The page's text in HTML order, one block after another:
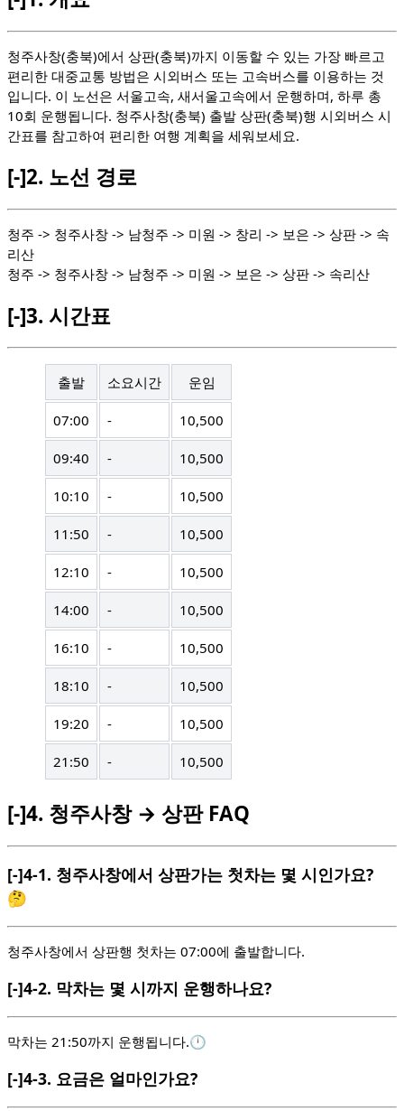
청주사창(충북)에서 상판(충북)까지 이동할 수 있는 가장 빠르고
편리한 대중교통 방법은 시외버스 또는 고속버스를 이용하는 것
입니다. 이 노선은 서울고속, 새서울고속에서 운행하며, 하루 총
10회 운행됩니다. 청주사창(충북) 출발 상판(충북)행 시외버스 시
간표를 참고하여 편리한 여행 계획을 세워보세요.
[-]2. 노선 경로
청주 -> 청주사창 -> 남청주 -> 미원 -> 창리 -> 보은 -> 상판 -> 속
리산
청주 -> 청주사창 -> 남청주 -> 미원 -> 보은 -> 상판 -> 속리산
[-]3. 시간표
출발 소요시간 운임
07:00 - 10,500
09:40 - 10,500
10:10 - 10,500
11:50 - 10,500
12:10 - 10,500
14:00 - 10,500
16:10 - 10,500
18:10 - 10,500
19:20 - 10,500
21:50 - 10,500
[-]4. 청주사창 → 상판 FAQ
[-]4-1. 청주사창에서 상판가는 첫차는 몇 시인가요?
🤔
청주사창에서 상판행 첫차는 07:00에 출발합니다.
[-]4-2. 막차는 몇 시까지 운행하나요?
막차는 21:50까지 운행됩니다.🕛
[-]4-3. 요금은 얼마인가요?